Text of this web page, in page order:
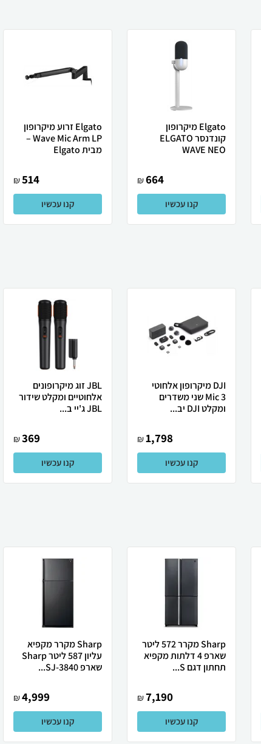
Elgato מיקרופון
קונדנסר ELGATO
WAVE NEO
664
₪
קנו עכשיו
Elgato זרוע מיקרופון
Wave Mic Arm LP –
מבית Elgato
514
₪
קנו עכשיו
DJI ‏מיקרופון אלחוטי
Mic 3 שני משדרים
ומקלט DJI יב...
1,798
₪
קנו עכשיו
JBL זוג מיקרופונים
אלחוטיים ומקלט שידור
JBL ג'יי ב...
369
₪
קנו עכשיו
Sharp מקרר 572 ליטר
שארפ 4 דלתות מקפיא
תחתון דגם S...
7,190
₪
קנו עכשיו
Sharp מקרר מקפיא
עליון 587 ליטר Sharp
שארפ SJ-3840...
4,999
₪
קנו עכשיו